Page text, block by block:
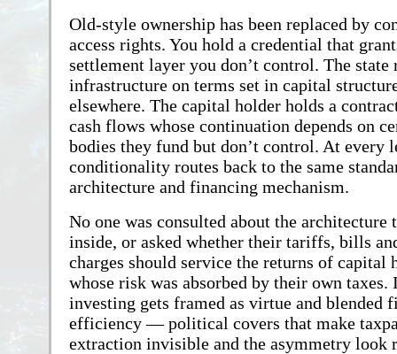
Old-style ownership has been replaced by
access rights. You hold a credential that
settlement layer you don’t control. The state
infrastructure on terms set in capital
elsewhere. The capital holder holds a
cash flows whose continuation depends on
bodies they fund but don’t control. At every
conditionality routes back to the same
architecture and financing mechanism.
No one was consulted about the architecture
inside, or asked whether their tariffs, bills
charges should service the returns of capital
whose risk was absorbed by their own taxes.
investing gets framed as virtue and blended
efficiency — political covers that make
extraction invisible and the asymmetry look